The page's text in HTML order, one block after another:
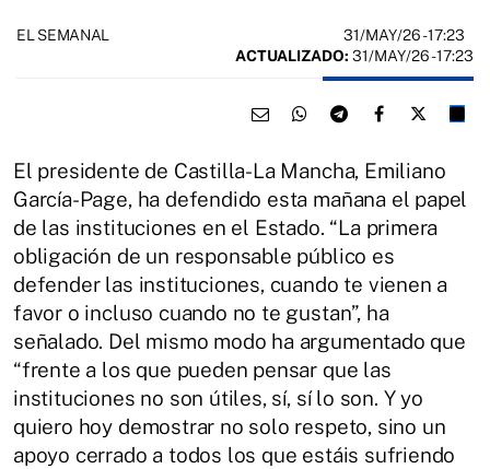
EL SEMANAL 31/MAY/26- 17:23
ACTUALIZADO: 31/MAY/26 - 17:23
El presidente de Castilla-La Mancha, Emiliano
García-Page, ha defendido esta mañana el papel
de las instituciones en el Estado. “La primera
obligación de un responsable público es
defender las instituciones, cuando te vienen a
favor o incluso cuando no te gustan”, ha
señalado. Del mismo modo ha argumentado que
“frente a los que pueden pensar que las
instituciones no son útiles, sí, sí lo son. Y yo
quiero hoy demostrar no solo respeto, sino un
apoyo cerrado a todos los que estáis sufriendo